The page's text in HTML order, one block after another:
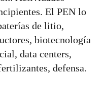
El PEN lo
de litio,
biotecnología
data centers,
defensa.